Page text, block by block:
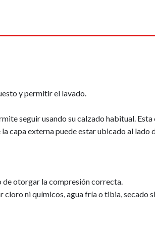
y permitir el lavado.
seguir usando su calzado habitual. Esta
capa externa puede estar ubicado al lado
de otorgar la compresión correcta.
cloro ni químicos, agua fría o tibia, secado